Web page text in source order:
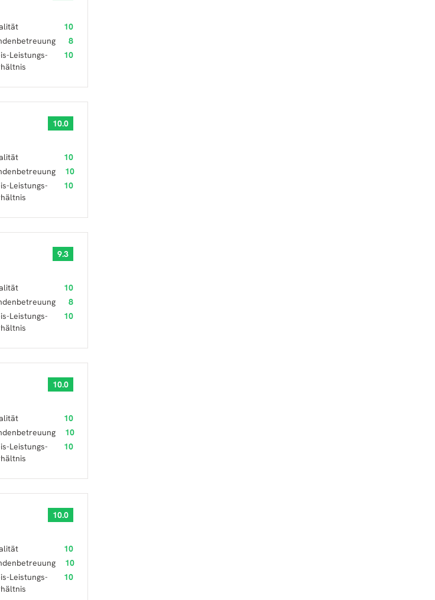
10
8
Leistungs-
10
10.0
10
10
Leistungs-
10
9.3
10
8
Leistungs-
10
10.0
10
10
Leistungs-
10
10.0
10
10
Leistungs-
10